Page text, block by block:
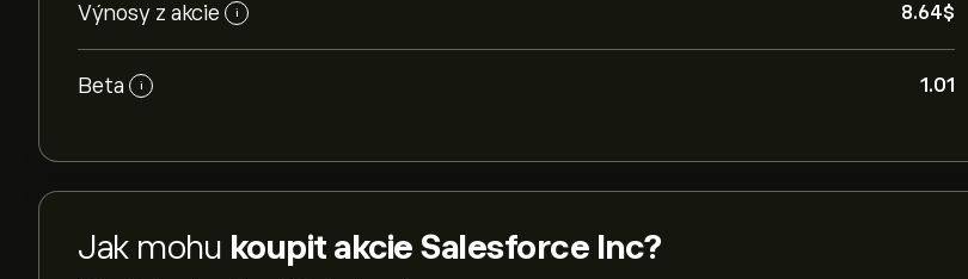
Výnosy z akcie i 8.64‎$‎
Beta i 1.01
Jak mohu koupit akcie Salesforce Inc?